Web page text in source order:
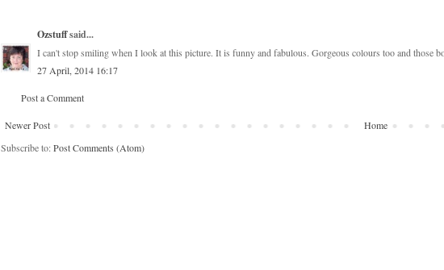
Ozstuffsaid...
I can't stop smiling when I look at this picture. It is funny and fabulous. Gorgeous colours too and those
27 April, 2014 16:17
Post a Comment
Newer Post
Home
Subscribe to:Post Comments (Atom)